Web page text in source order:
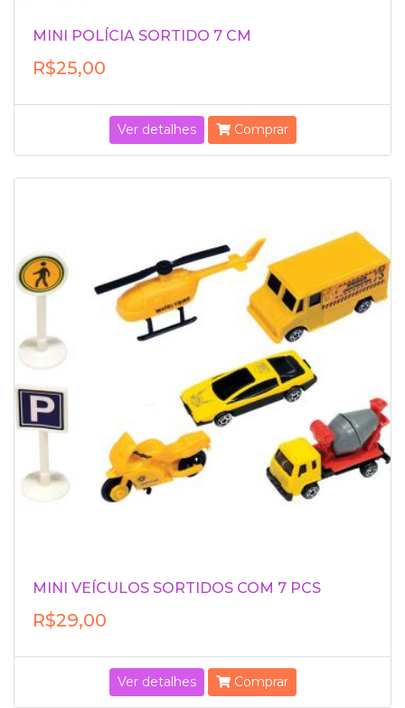
MINI POLÍCIA SORTIDO 7 CM
R$25,00
Ver detalhes Comprar
MINI VEÍCULOS SORTIDOS COM 7 PCS
R$29,00
Ver detalhes Comprar